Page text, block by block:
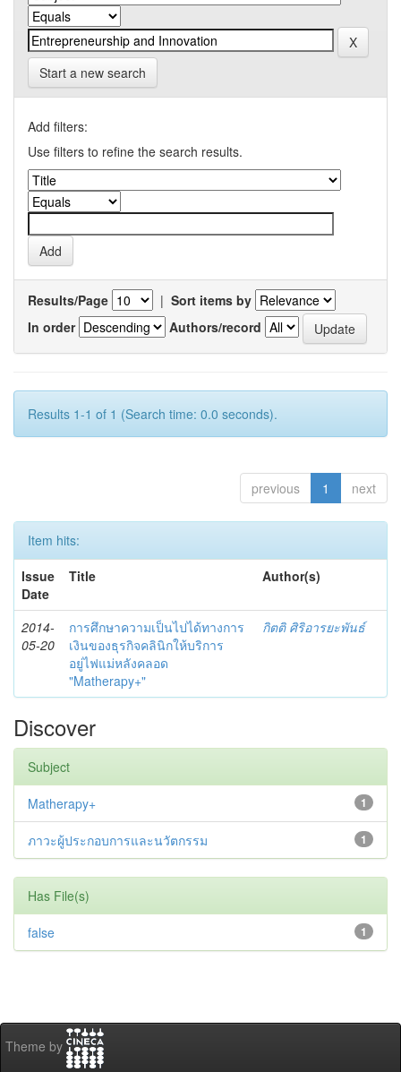
Start a new search
Add filters:
Use filters to refine the search results.
Results/Page | Sort items by
In order
Authors/record
Results 1-1 of 1 (Search time: 0.0 seconds).
previous 1 next
Item hits:
Issue
Date
Title Author(s)
2014-
05-20
การศึกษาความเป็นไปได้ทางการ
เงินของธุรกิจคลินิกให้บริการ
อยู่ไฟแม่หลังคลอด
"Matherapy+"
กิตติ ศิริอารยะพันธ์
Discover
Subject
1
Matherapy+
1
ภาวะผู้ประกอบการและนวัตกรรม
Has File(s)
1
false
Theme by